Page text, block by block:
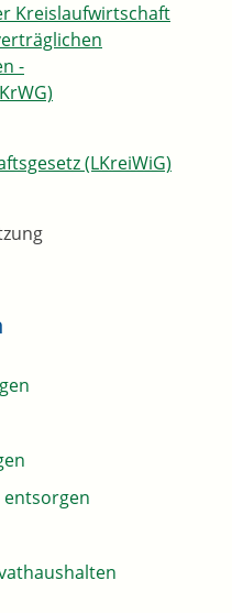
Kreislaufwirtschaft
-
(LKreiWiG)
entsorgen